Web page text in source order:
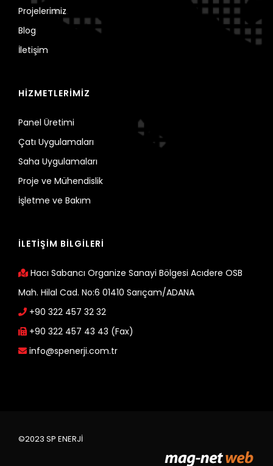
Projelerimiz
Blog
İletişim
HİZMETLERİMİZ
Panel Üretimi
Çatı Uygulamaları
Saha Uygulamaları
Proje ve Mühendislik
İşletme ve Bakım
İLETİŞİM BİLGİLERİ
Hacı Sabancı Organize Sanayi Bölgesi Acıdere OSB
Mah. Hilal Cad. No:6 01410 Sarıçam/ADANA
+90 322 457 32 32
+90 322 457 43 43 (Fax)
info@spenerji.com.tr
©2023 SP ENERJİ